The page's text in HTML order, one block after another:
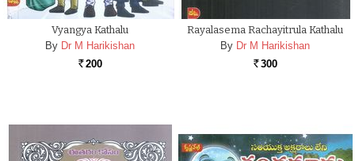
Vyangya Kathalu
By Dr M Harikishan
Rs. 200
Rayalasema Rachayitrula Kathalu
By Dr M Harikishan
Rs. 300